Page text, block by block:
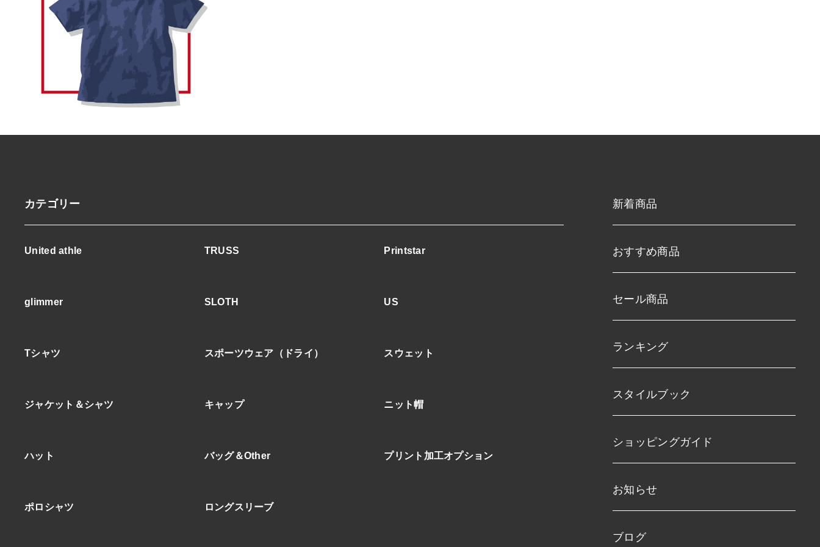
カテゴリー
United athle TRUSS Printstar
glimmer SLOTH US
Tシャツ スポーツウェア（ドライ） スウェット
ジャケット＆シャツ キャップ ニット帽
ハット バッグ＆Other プリント加工オプション
ポロシャツ ロングスリーブ
新着商品
おすすめ商品
セール商品
ランキング
スタイルブック
ショッピングガイド
お知らせ
ブログ